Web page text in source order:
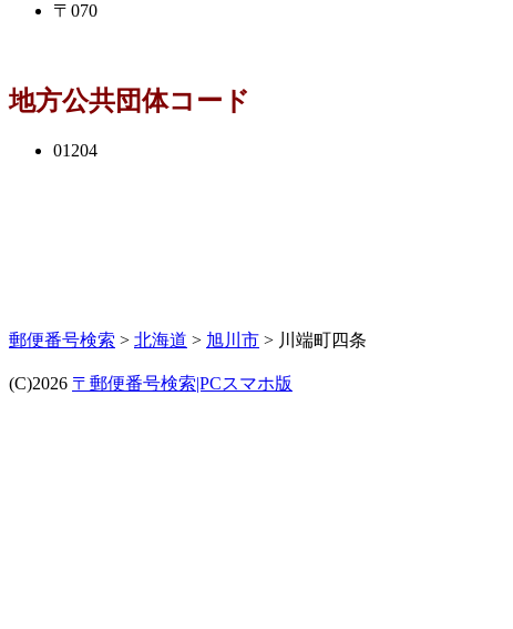
〒070
地方公共団体コード
01204
郵便番号検索 > 北海道 > 旭川市 > 川端町四条
(C)2026 〒郵便番号検索|PCスマホ版